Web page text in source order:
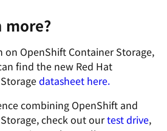
more?
OpenShift Container Storage,
find the new Red Hat
datasheet here.
combining OpenShift and
check out ourtest drive,